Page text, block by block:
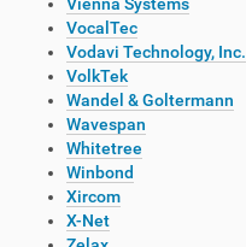
VocalTec
Vodavi Technology, Inc.
VolkTek
Wandel & Goltermann
Wavespan
Whitetree
Winbond
Xircom
X-Net